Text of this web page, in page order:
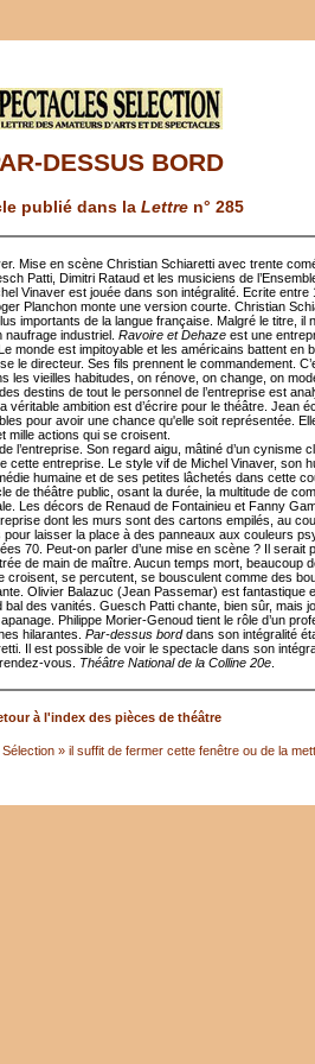
DESSUS BORD
publié dans la Lettre n° 285
Mise en scène Christian Schiaretti avec trente
Patti, Dimitri Rataud et les musiciens de
Vinaver est jouée dans son intégralité. Ecrite entre
Planchon monte une version courte. Christian
importants de la langue française. Malgré le titre, il
industriel. Ravoire et Dehaze est une
monde est impitoyable et les américains battent en
le directeur. Ses fils prennent le commandement.
les vieilles habitudes, on rénove, on change, on
destins de tout le personnel de l’entreprise est
véritable ambition est d’écrire pour le théâtre. Jean
pour avoir une chance qu'elle soit représentée.
mille actions qui se croisent.
l’entreprise. Son regard aigu, mâtiné d’un cynisme
cette entreprise. Le style vif de Michel Vinaver, son
humaine et de ses petites lâchetés dans cette
de théâtre public, osant la durée, la multitude de
Les décors de Renaud de Fontainieu et Fanny
dont les murs sont des cartons empilés, au
laisser la place à des panneaux aux couleurs
70. Peut-on parler d’une mise en scène ? Il serait
de main de maître. Aucun temps mort, beaucoup
croisent, se percutent, se bousculent comme des
Olivier Balazuc (Jean Passemar) est fantastique
des vanités. Guesch Patti chante, bien sûr, mais
Philippe Morier-Genoud tient le rôle d’un
hilarantes. Par-dessus borddans son intégralité
Il est possible de voir le spectacle dans son
vous. Théâtre National de la Colline 20e
à l'index des pièces de théâtre
» il suffit de fermer cette fenêtre ou de la